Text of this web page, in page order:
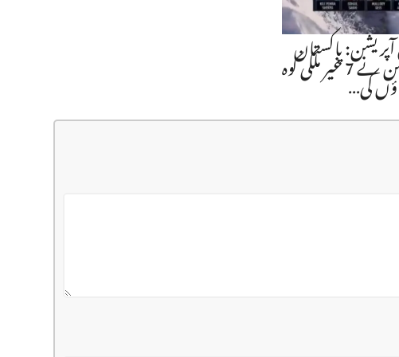
پاکستان
آرمی ایوی ایشن نے 7 غیر ملکی کوہکی…